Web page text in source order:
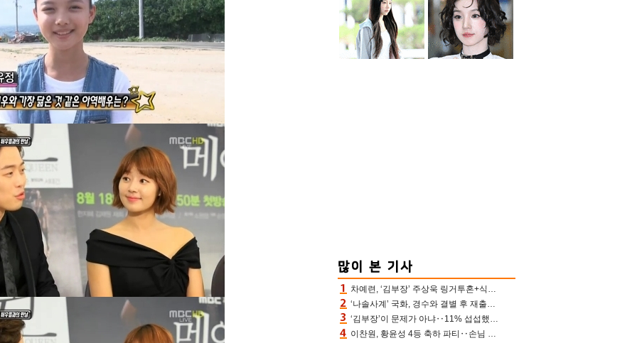
차예련, ‘김부장’ 주상욱 링거투혼+식스팩 비화 “옷 벗는데 아저씨는 안 된다고”(차장금)
‘나솔사계’ 국화, 경수와 결별 후 재출연…첫인상 3표 몰표
‘김부장’이 문제가 아냐‥11% 섭섭했던 ‘재벌X형사2’ 돈·빽 총동원해 컴백 [TV보고서]
이찬원, 황윤성 4등 축하 파티‥손님 모으려 블랙핑크 지수와 친한 척(편스토랑)[어제TV]